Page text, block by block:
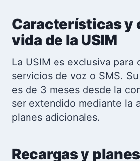
Características y
vida de la USIM
La USIM es exclusiva para
servicios de voz o SMS.
es de 3 meses desde la
ser extendido mediante la
planes adicionales.
Recargas y